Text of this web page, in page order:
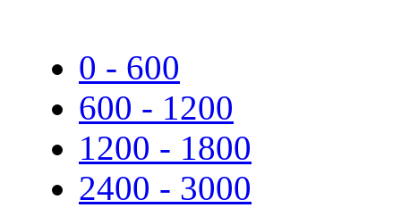
兄弟
松下
佳能 canon
京瓷
0 - 600
600 - 1200
1200 - 1800
2400 - 3000